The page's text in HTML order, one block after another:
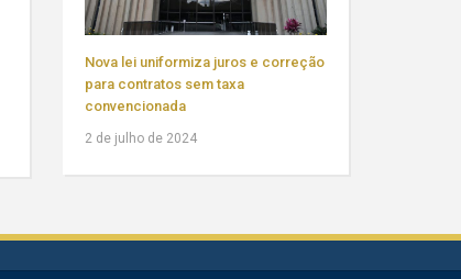
Nova lei uniformiza juros e correção
para contratos sem taxa
convencionada
2 de julho de 2024